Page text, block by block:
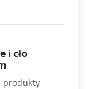
i cło
produkty